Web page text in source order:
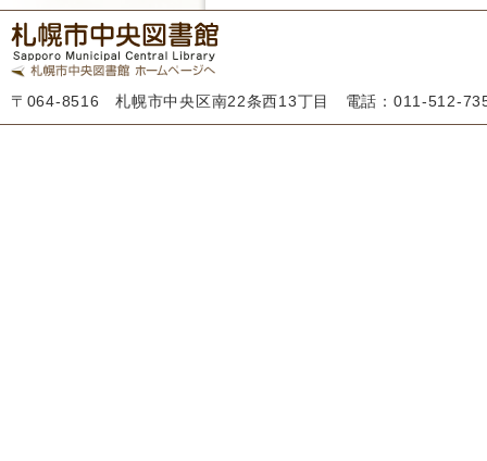
〒064-8516 札幌市中央区南22条西13丁目 電話：011-512-